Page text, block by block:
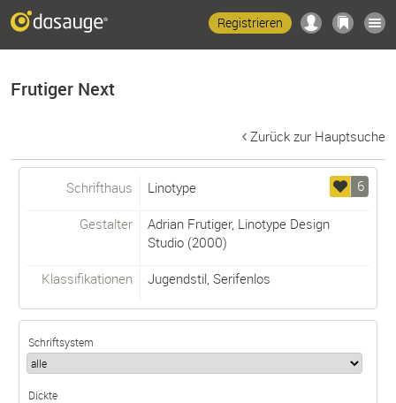
Registrieren
Frutiger Next
Zurück zur Hauptsuche
6
Schrifthaus Linotype
Gestalter Adrian Frutiger, Linotype Design
Studio(2000)
Klassifikationen Jugendstil, Serifenlos
Schriftsystem
Dickte